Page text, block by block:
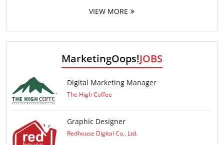
VIEW MORE
MarketingOops!JOBS
Digital Marketing Manager
The High Coffee
Graphic Designer
Redhouse Digital Co., Ltd.